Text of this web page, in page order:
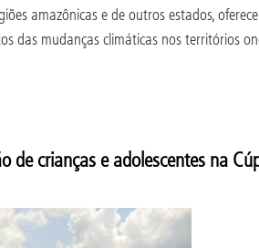
amazônicas e de outros estados,
das mudanças climáticas nos territórios
de crianças e adolescentes na